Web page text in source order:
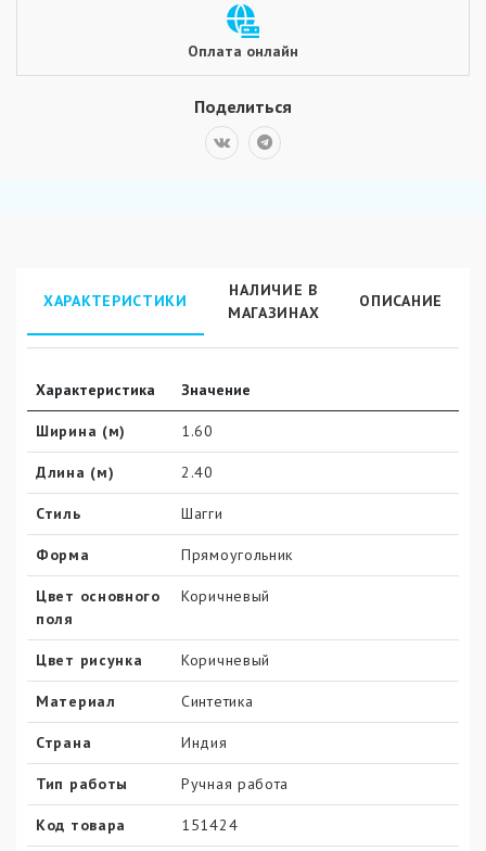
Оплата онлайн
Поделиться
ХАРАКТЕРИСТИКИ
НАЛИЧИЕ В
МАГАЗИНАХ
ОПИСАНИЕ
Характеристика Значение
Ширина (м) 1.60
Длина (м) 2.40
Стиль Шагги
Форма Прямоугольник
Цвет основного
поля
Коричневый
Цвет рисунка Коричневый
Материал Синтетика
Страна Индия
Тип работы Ручная работа
Код товара 151424